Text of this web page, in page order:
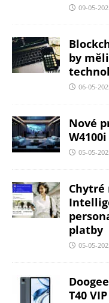
09-05-
by
06-05-
Nové
05-05-
Chytré
platby
05-05-
T40